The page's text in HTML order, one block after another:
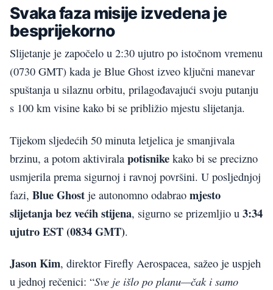
Svaka faza misije izvedena je
besprijekorno
Slijetanje je započelo u 2:30 ujutro po istočnom vremenu
(0730 GMT) kada je Blue Ghost izveo ključni manevar
spuštanja u silaznu orbitu, prilagođavajući svoju putanju
s 100 km visine kako bi se približio mjestu slijetanja.
Tijekom sljedećih 50 minuta letjelica je smanjivala
brzinu, a potom aktivirala potisnike kako bi se precizno
usmjerila prema sigurnoj i ravnoj površini. U posljednjoj
fazi, Blue Ghost je autonomno odabrao mjesto
slijetanja bez većih stijena, sigurno se prizemljio u 3:34
ujutro EST (0834 GMT).
Jason Kim, direktor Firefly Aerospacea, sažeo je uspjeh
u jednoj rečenici: “Sve je išlo po planu—čak i samo